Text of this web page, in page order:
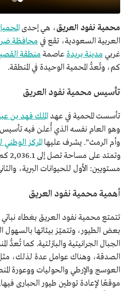
محمية نفود العريق، هي إحدى
العربية السعودية، تقع في محافظة
غربي مدينة بريدة عاصمة منطقة
كم، وتُعدُّ المحمية الوحيدة في المنطقة.
تأسيس محمية نفود العريق
تأسست المحمية في عهد الملك فهد بن
وهو العام نفسه الذي أُعلن فيه
وأم الرمث". يشرف عليهاالمركز
مستويين: الأول للحيوانات البرية،
أهمية محمية نفود العريق
تتمتع محمية نفود العريق بغطاء
بعض الطيور، وتتميّز بيئاتها
الجبال الجرانيتية والبازلتية. كما تُعدُّ
الصدقة، وهناك عوامل عدة لذلك، مثل
العوسج والإرطي والحوليات ووعورة
موقعًا لإعادة توطين طيور الحبارى فيها.